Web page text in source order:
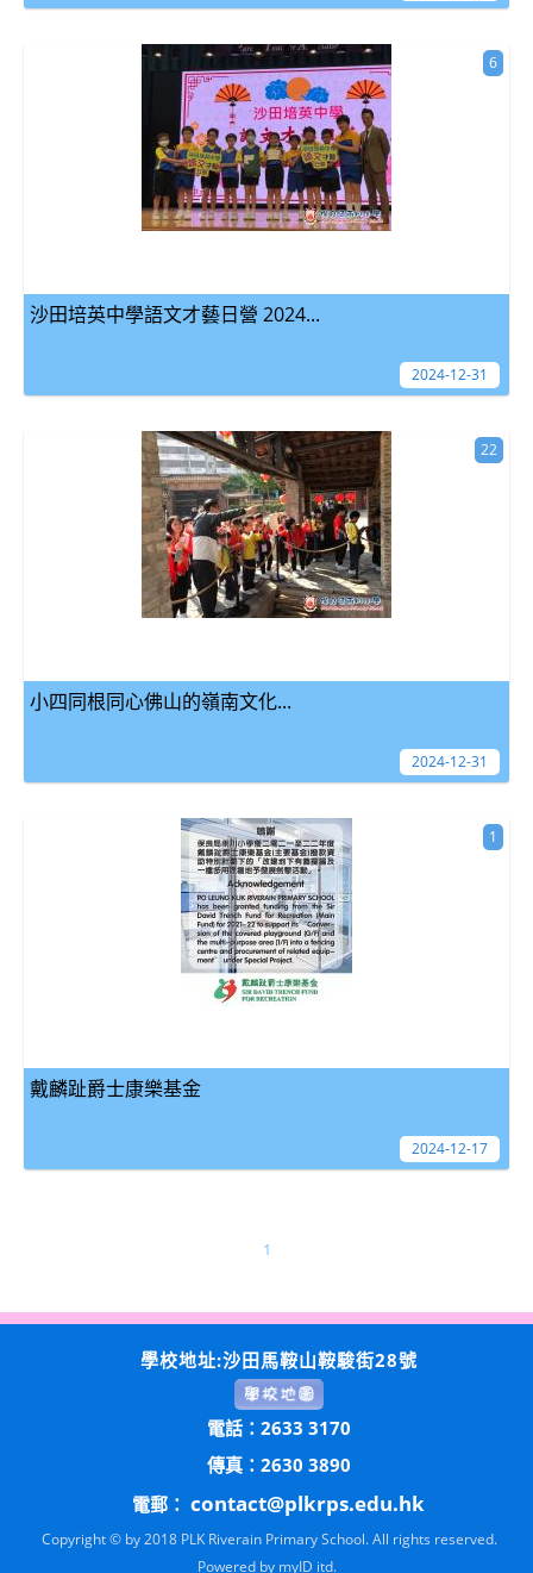
沙田培英中學語文才藝日營 2024...
6
2024-12-31
小四同根同心佛山的嶺南文化...
22
2024-12-31
戴麟趾爵士康樂基金
1
2024-12-17
1
學校地址:沙田馬鞍山鞍駿街28號
電話：2633 3170
傳真：2630 3890
電郵： contact@plkrps.edu.hk
Copyright © by 2018 PLK Riverain Primary School. All rights reserved.
Powered by myID itd.